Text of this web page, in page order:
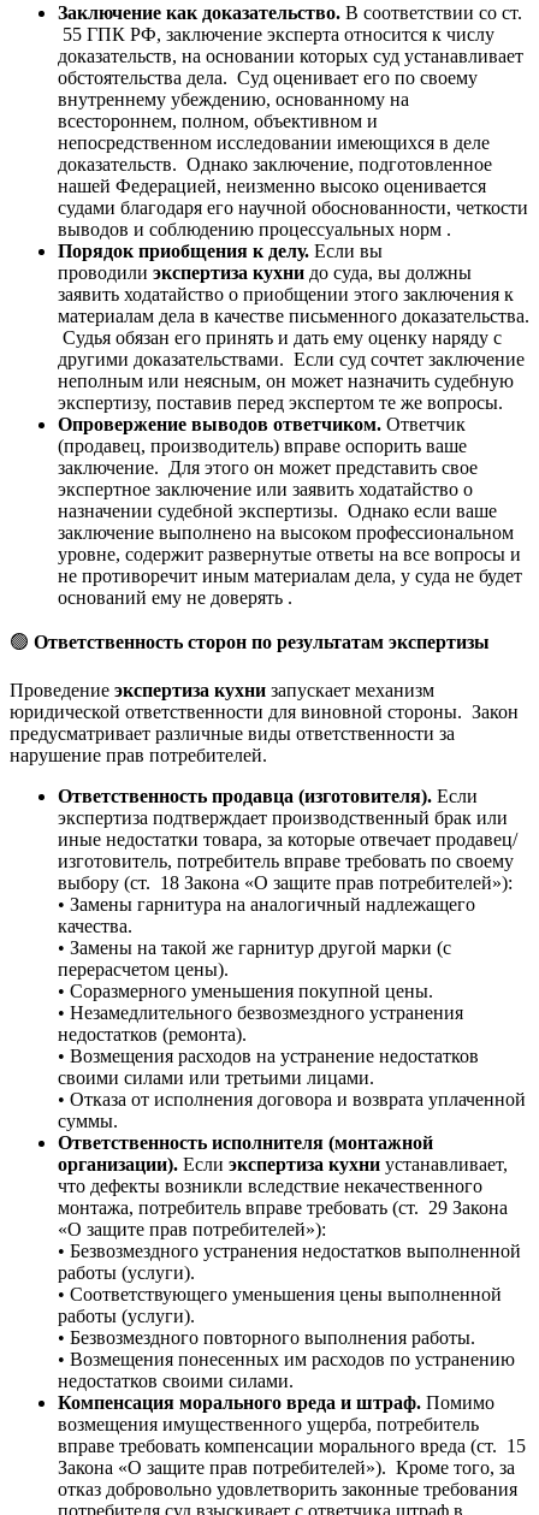
Заключение как доказательство. В соответствии со ст.
55 ГПК РФ, заключение эксперта относится к числу
доказательств, на основании которых суд устанавливает
обстоятельства дела. Суд оценивает его по своему
внутреннему убеждению, основанному на
всестороннем, полном, объективном и
непосредственном исследовании имеющихся в деле
доказательств. Однако заключение, подготовленное
нашей Федерацией, неизменно высоко оценивается
судами благодаря его научной обоснованности, четкости
выводов и соблюдению процессуальных норм .
Порядок приобщения к делу. Если вы
проводили экспертиза кухни до суда, вы должны
заявить ходатайство о приобщении этого заключения к
материалам дела в качестве письменного доказательства.
Судья обязан его принять и дать ему оценку наряду с
другими доказательствами. Если суд сочтет заключение
неполным или неясным, он может назначить судебную
экспертизу, поставив перед экспертом те же вопросы.
Опровержение выводов ответчиком. Ответчик
(продавец, производитель) вправе оспорить ваше
заключение. Для этого он может представить свое
экспертное заключение или заявить ходатайство о
назначении судебной экспертизы. Однако если ваше
заключение выполнено на высоком профессиональном
уровне, содержит развернутые ответы на все вопросы и
не противоречит иным материалам дела, у суда не будет
оснований ему не доверять .
🟢 Ответственность сторон по результатам экспертизы
Проведение экспертиза кухни запускает механизм
юридической ответственности для виновной стороны. Закон
предусматривает различные виды ответственности за
нарушение прав потребителей.
Ответственность продавца (изготовителя). Если
экспертиза подтверждает производственный брак или
иные недостатки товара, за которые отвечает продавец/
изготовитель, потребитель вправе требовать по своему
выбору (ст. 18 Закона «О защите прав потребителей»):
• Замены гарнитура на аналогичный надлежащего
качества.
• Замены на такой же гарнитур другой марки (с
перерасчетом цены).
• Соразмерного уменьшения покупной цены.
• Незамедлительного безвозмездного устранения
недостатков (ремонта).
• Возмещения расходов на устранение недостатков
своими силами или третьими лицами.
• Отказа от исполнения договора и возврата уплаченной
суммы.
Ответственность исполнителя (монтажной
организации). Если экспертиза кухни устанавливает,
что дефекты возникли вследствие некачественного
монтажа, потребитель вправе требовать (ст. 29 Закона
«О защите прав потребителей»):
• Безвозмездного устранения недостатков выполненной
работы (услуги).
• Соответствующего уменьшения цены выполненной
работы (услуги).
• Безвозмездного повторного выполнения работы.
• Возмещения понесенных им расходов по устранению
недостатков своими силами.
Компенсация морального вреда и штраф. Помимо
возмещения имущественного ущерба, потребитель
вправе требовать компенсации морального вреда (ст. 15
Закона «О защите прав потребителей»). Кроме того, за
отказ добровольно удовлетворить законные требования
потребителя суд взыскивает с ответчика штраф в